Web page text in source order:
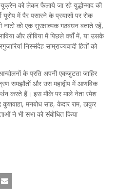
यूक्रेन को लेकर फैलाये जा रहे युद्धोन्माद की
यूरोप में पैर पसारने के प्रयासों पर रोक
नाटो को एक सुरक्षात्मक गठबंधन बताते रहें,
और लीबिया में पिछले वर्षों में, या उसके
निस्संदेह साम्राज्यवादी हितों को
के प्रति अपनी एकजुटता जाहिर
समझौतों और उस महाद्वीप में आणविक
करते हैं। इस मौके पर माले नेता रमेश
कुशवाहा, मनबोध साह, केदार राम, ठाकुर
ने भी सभा को संबोधित किया